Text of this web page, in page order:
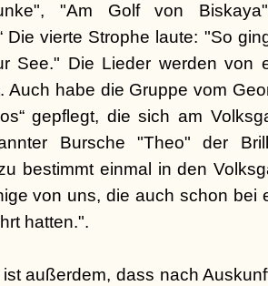
"Am Golf von
Die vierte Strophe laute: "So
See." Die Lieder werden von
Auch habe die Gruppe vom
gepflegt, die sich am
Bursche "Theo" der
bestimmt einmal in den
von uns, die auch schon bei
hatten.".
außerdem, dass nach